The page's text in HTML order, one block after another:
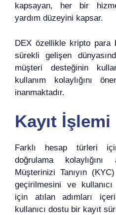
kapsayan, her bir
yardım düzeyini kapsar.
DEX özellikle kripto para
sürekli gelişen
müşteri desteğinin
kullanım kolaylığını
inanmaktadır.
Kayıt İşlemi
Farklı hesap türleri
doğrulama
Müşterinizi Tanıyın
geçirilmesini ve
için atılan adımları
kullanıcı dostu bir kayıt